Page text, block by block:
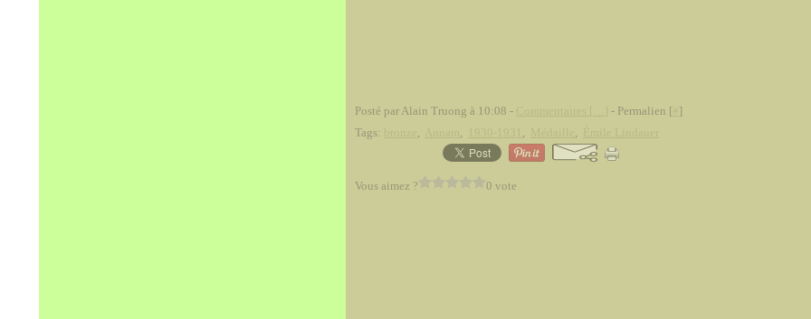
Posté par Alain Truong à 10:08 - - Permalien [ ]
Tags:
, , , ,
Vous aimez ? 0 vote